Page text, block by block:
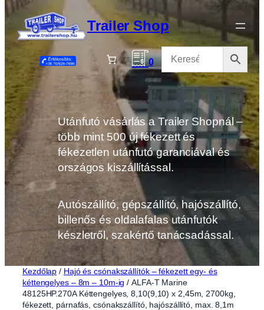
Ugrás
a
tartalomhoz
Trailer Shop
0
Utánfutó vásárlás a Trailer Shopnál –
több mint 500 új fékezett és
fékezetlen utánfutó garanciával és
országos kiszállítással.
Autószállító, gépszállító, hajószállító,
billenős és oldalafalas utánfutók
készletről, szakértő tanácsadással.
Kezdőlap / Hajó és csónakszállítók – fékezett egy- és
kéttengelyes – 8m – 10m-ig / ALFA-T Marine
48125HP.270A Kéttengelyes, 8,10(9,10) x 2,45m, 2700kg,
fékezett, párnafás, csónakszállító, hajószállító, max. 8,1m